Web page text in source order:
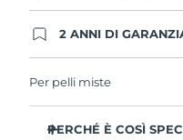
2 ANNI DI
che, in caso di difetti
gratuitamente.
Per pelli miste
PERCHÉ È COSÌ